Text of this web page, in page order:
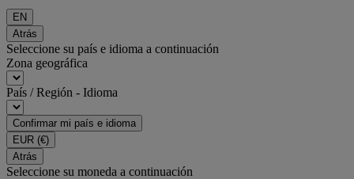
EN
Atrás
Seleccione su país e idioma a continuación
Zona geográfica
País / Región - Idioma
Confirmar mi país e idioma
EUR (€)
Atrás
Seleccione su moneda a continuación